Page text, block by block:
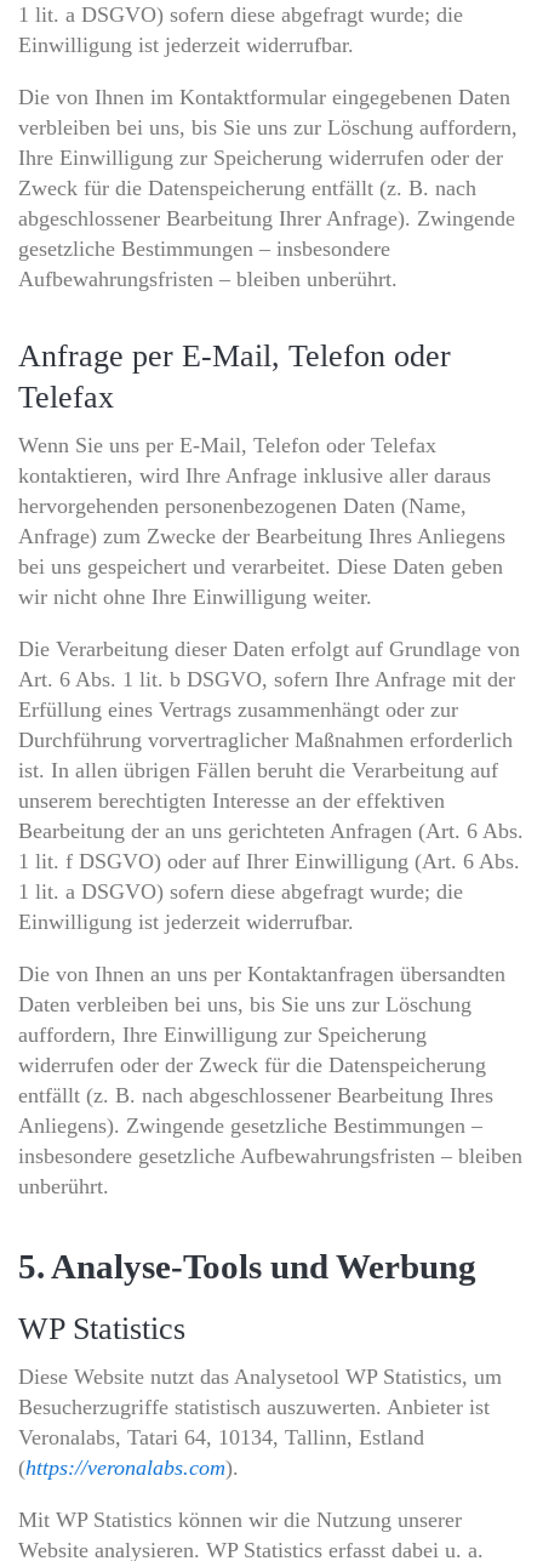
1 lit. a DSGVO) sofern diese abgefragt wurde; die
Einwilligung ist jederzeit widerrufbar.
Die von Ihnen im Kontaktformular eingegebenen Daten
verbleiben bei uns, bis Sie uns zur Löschung auffordern,
Ihre Einwilligung zur Speicherung widerrufen oder der
Zweck für die Datenspeicherung entfällt (z. B. nach
abgeschlossener Bearbeitung Ihrer Anfrage). Zwingende
gesetzliche Bestimmungen – insbesondere
Aufbewahrungsfristen – bleiben unberührt.
Anfrage per E-Mail, Telefon oder
Telefax
Wenn Sie uns per E-Mail, Telefon oder Telefax
kontaktieren, wird Ihre Anfrage inklusive aller daraus
hervorgehenden personenbezogenen Daten (Name,
Anfrage) zum Zwecke der Bearbeitung Ihres Anliegens
bei uns gespeichert und verarbeitet. Diese Daten geben
wir nicht ohne Ihre Einwilligung weiter.
Die Verarbeitung dieser Daten erfolgt auf Grundlage von
Art. 6 Abs. 1 lit. b DSGVO, sofern Ihre Anfrage mit der
Erfüllung eines Vertrags zusammenhängt oder zur
Durchführung vorvertraglicher Maßnahmen erforderlich
ist. In allen übrigen Fällen beruht die Verarbeitung auf
unserem berechtigten Interesse an der effektiven
Bearbeitung der an uns gerichteten Anfragen (Art. 6 Abs.
1 lit. f DSGVO) oder auf Ihrer Einwilligung (Art. 6 Abs.
1 lit. a DSGVO) sofern diese abgefragt wurde; die
Einwilligung ist jederzeit widerrufbar.
Die von Ihnen an uns per Kontaktanfragen übersandten
Daten verbleiben bei uns, bis Sie uns zur Löschung
auffordern, Ihre Einwilligung zur Speicherung
widerrufen oder der Zweck für die Datenspeicherung
entfällt (z. B. nach abgeschlossener Bearbeitung Ihres
Anliegens). Zwingende gesetzliche Bestimmungen –
insbesondere gesetzliche Aufbewahrungsfristen – bleiben
unberührt.
5. Analyse-Tools und Werbung
WP Statistics
Diese Website nutzt das Analysetool WP Statistics, um
Besucherzugriffe statistisch auszuwerten. Anbieter ist
Veronalabs, Tatari 64, 10134, Tallinn, Estland
(https://veronalabs.com).
Mit WP Statistics können wir die Nutzung unserer
Website analysieren. WP Statistics erfasst dabei u. a.